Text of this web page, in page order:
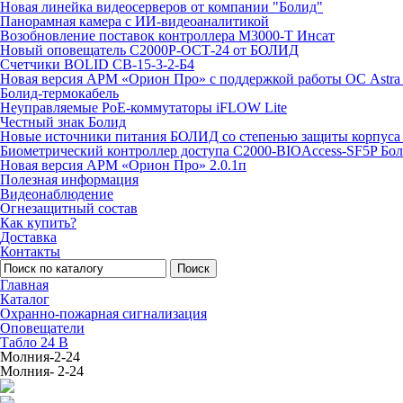
Новая линейка видеосерверов от компании "Болид"
Панорамная камера с ИИ-видеоаналитикой
Возобновление поставок контроллера М3000-Т Инсат
Новый оповещатель С2000Р-ОСТ-24 от БОЛИД
Счетчики BOLID СВ-15-3-2-Б4
Новая версия АРМ «Орион Про» с поддержкой работы ОС
Болид-термокабель
Неуправляемые PoE-коммутаторы iFLOW Lite
Честный знак Болид
Новые источники питания БОЛИД со степенью защиты корпуса
Биометрический контроллер доступа С2000-BIOAccess-SF5P
Новая версия АРМ «Орион Про» 2.0.1п
Полезная информация
Видеонаблюдение
Огнезащитный состав
Как купить?
Доставка
Контакты
Поиск
Главная
Каталог
Охранно-пожарная сигнализация
Оповещатели
Табло 24 В
Молния-2-24
Молния- 2-24